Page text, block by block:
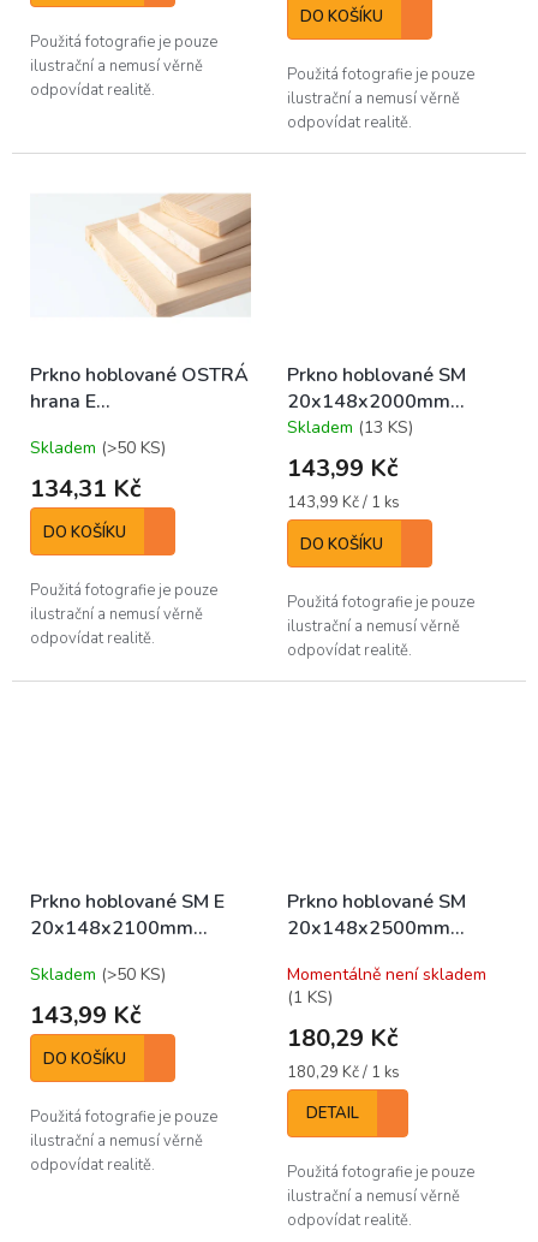
Použitá fotografie je pouze
ilustrační a nemusí věrně
odpovídat realitě.
DO KOŠÍKU
Použitá fotografie je pouze
ilustrační a nemusí věrně
odpovídat realitě.
Prkno hoblované OSTRÁ
hrana E
(bal/ks)
Skladem (>50 KS)
134,31 Kč
DO KOŠÍKU
Použitá fotografie je pouze
ilustrační a nemusí věrně
odpovídat realitě.
Prkno hoblované SM
20x148x2000mm
(bal/5ks)
Průměrné
produktu
je
3,6
5
hvězdiček.
Skladem (13 KS)
143,99 Kč
Měrná
cena:
143,99 Kč / 1 ks
DO KOŠÍKU
Použitá fotografie je pouze
ilustrační a nemusí věrně
odpovídat realitě.
Prkno hoblované SM E
20x148x2100mm
Skladem (>50 KS)
143,99 Kč
DO KOŠÍKU
Použitá fotografie je pouze
ilustrační a nemusí věrně
odpovídat realitě.
Prkno hoblované SM
20x148x2500mm
Momentálně není skladem
(1 KS)
180,29 Kč
Měrná
cena:
180,29 Kč / 1 ks
DETAIL
Použitá fotografie je pouze
ilustrační a nemusí věrně
odpovídat realitě.